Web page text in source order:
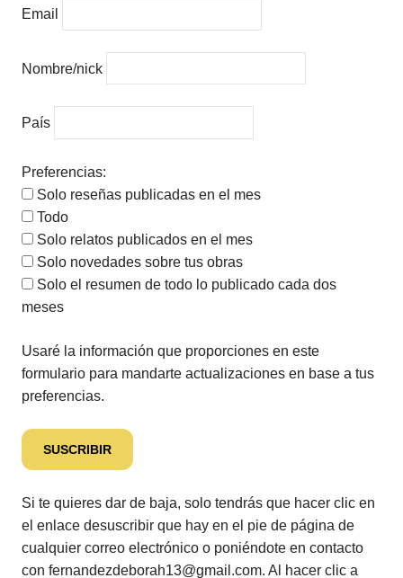
Email
Nombre/nick
País
Preferencias:
Solo reseñas publicadas en el mes
Todo
Solo relatos publicados en el mes
Solo novedades sobre tus obras
Solo el resumen de todo lo publicado cada dos
meses
Usaré la información que proporciones en este
formulario para mandarte actualizaciones en base a tus
preferencias.
Si te quieres dar de baja, solo tendrás que hacer clic en
el enlace desuscribir que hay en el pie de página de
cualquier correo electrónico o poniéndote en contacto
con fernandezdeborah13@gmail.com. Al hacer clic a